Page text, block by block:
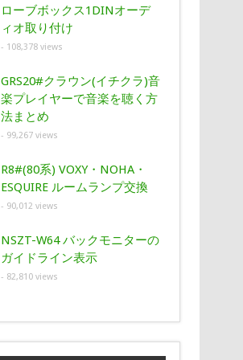
ローブボックス1DINオーデ
ィオ取り付け
- 108,378 views
GRS20#クラウン(イチクラ)音
楽プレイヤーで音楽を聴く方
法まとめ
- 99,267 views
R8#(80系) VOXY・NOHA・
ESQUIRE ルームランプ交換
- 90,012 views
NSZT-W64 バックモニターの
ガイドライン表示
- 82,810 views